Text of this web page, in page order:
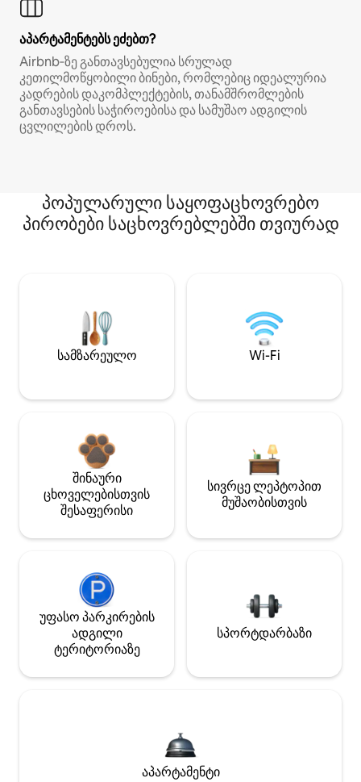
აპარტამენტებს ეძებთ?
Airbnb‑ზე განთავსებულია სრულად
კეთილმოწყობილი ბინები, რომლებიც იდეალურია
კადრების დაკომპლექტების, თანამშრომლების
განთავსების საჭიროებისა და სამუშაო ადგილის
ცვლილების დროს.
პოპულარული საყოფაცხოვრებო
პირობები საცხოვრებლებში თვიურად
სამზარეულო Wi-Fi
შინაური
ცხოველებისთვის
შესაფერისი
სივრცე ლეპტოპით
მუშაობისთვის
უფასო პარკირების
ადგილი
ტერიტორიაზე
სპორტდარბაზი
აპარტამენტი